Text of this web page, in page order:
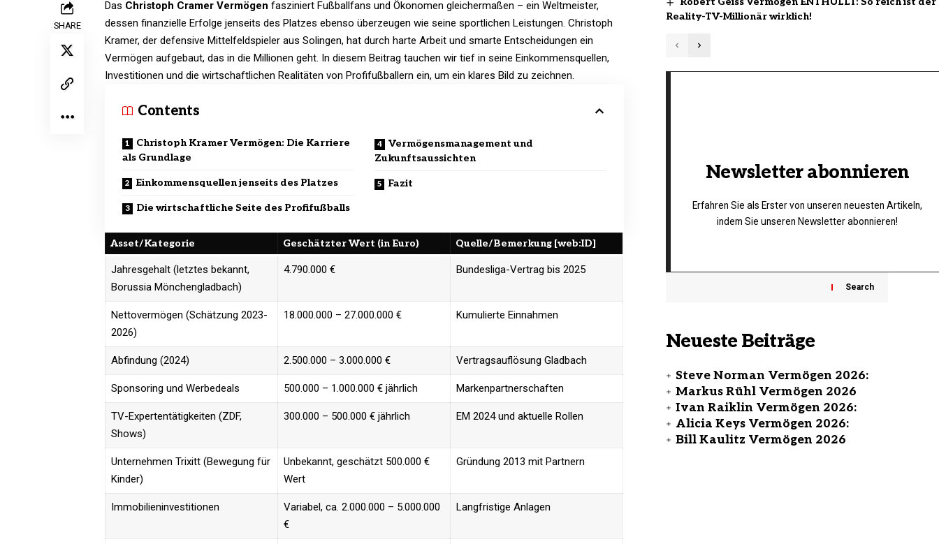
SHARE
Das Christoph Cramer Vermögen fasziniert Fußballfans und Ökonomen gleichermaßen – ein Weltmeister,
dessen finanzielle Erfolge jenseits des Platzes ebenso überzeugen wie seine sportlichen Leistungen. Christoph
Kramer, der defensive Mittelfeldspieler aus Solingen, hat durch harte Arbeit und smarte Entscheidungen ein
Vermögen aufgebaut, das in die Millionen geht. In diesem Beitrag tauchen wir tief in seine Einkommensquellen,
Investitionen und die wirtschaftlichen Realitäten von Profifußballern ein, um ein klares Bild zu zeichnen.
Contents
Christoph Kramer Vermögen: Die Karriere
als Grundlage
Einkommensquellen jenseits des Platzes
Die wirtschaftliche Seite des Profifußballs
Vermögensmanagement und
Zukunftsaussichten
Fazit
Asset/Kategorie Geschätzter Wert (in Euro) Quelle/Bemerkung [web:ID]
Jahresgehalt (letztes bekannt,
Borussia Mönchengladbach)
4.790.000 € Bundesliga-Vertrag bis 2025
Nettovermögen (Schätzung 2023-
2026)
18.000.000 – 27.000.000 € Kumulierte Einnahmen
Abfindung (2024) 2.500.000 – 3.000.000 € Vertragsauflösung Gladbach
Sponsoring und Werbedeals 500.000 – 1.000.000 € jährlich Markenpartnerschaften
TV-Expertentätigkeiten (ZDF,
Shows)
300.000 – 500.000 € jährlich EM 2024 und aktuelle Rollen
Unternehmen Trixitt (Bewegung für
Kinder)
Unbekannt, geschätzt 500.000 €
Wert
Gründung 2013 mit Partnern
Immobilieninvestitionen
Variabel, ca. 2.000.000 – 5.000.000
€
Langfristige Anlagen
Reality-TV-Millionär wirklich!
Newsletter abonnieren
Erfahren Sie als Erster von unseren neuesten Artikeln,
indem Sie unseren Newsletter abonnieren!
Search
Neueste Beiträge
Steve Norman Vermögen 2026:
Markus Rühl Vermögen 2026
Ivan Raiklin Vermögen 2026:
Alicia Keys Vermögen 2026:
Bill Kaulitz Vermögen 2026